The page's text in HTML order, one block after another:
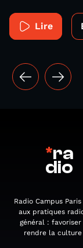
Lire
*ra
dio
Radio Campus
aux pratiques
général :
rendre la